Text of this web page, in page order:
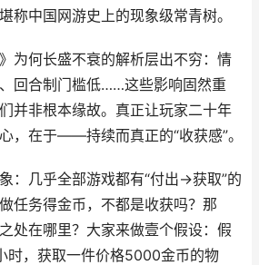
称中国网游史上的现象级常青树。
为何长盛不衰的解析层出不穷：情
回合制门槛低……这些影响固然重
并非根本缘故。真正让玩家二十年
，在于——持续而真正的“收获感”。
：几乎全部游戏都有“付出→获取”的
任务得金币，不都是收获吗？那
处在哪里？大家来做壹个假设：假
时，获取一件价格5000金币的物